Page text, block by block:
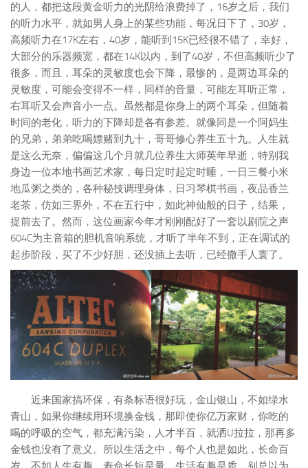
的人，都把这段黄金听力的光阴给浪费掉了，16岁之后，我们
的听力水平，就如男人身上的某些功能，每况日下了，30岁，
高频听力在17K左右，40岁，能听到15K已经很不错了，幸好，
大部分的乐器频宽，都在14K以内，到了40岁，不但高频听少了
很多，而且，耳朵的灵敏度也会下降，最惨的，是两边耳朵的
灵敏度，可能会变得不一样，同样的音量，可能左耳听正常，
右耳听又会声音小一点。虽然都是你身上的两个耳朵，但随着
时间的老化，听力的下降却是各有参差。就像同是一个阿妈生
的兄弟，弟弟吃喝嫖赌到九十，哥哥修心养生五十九。人生就
是这么无奈，偏偏这几个月就几位养生大师英年早逝，特别我
身边一位本地书画艺术家，每日定时起定时睡，一日三餐小米
地瓜粥之类的，各种秘技调理身体，日习琴棋书画，夜品香兰
老茶，仿如三界外，不在五行中，如此神仙般的日子，结果，
提前去了。然而，这位画家今年才刚刚配好了一套以剧院之声
604C为主音箱的胆机音响系统，才听了半年不到，正在调试的
起步阶段，买了不少好胆，还没插上去听，已经撒手人寰了。
近来国家搞环保，有条标语很好玩，金山银山，不如绿水
青山，如果你继续用环境换金钱，那即使你亿万家财，你吃的
喝的呼吸的空气，都充满污染，人才半百，就洒U拉拉，那再多
金钱也没有了意义。所以生活之中，每个人也是如此，长命百